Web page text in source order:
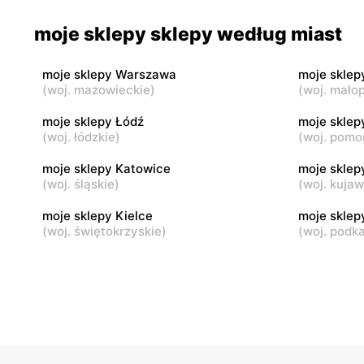
Jadachy, ul. Jadachy 111 Jeżowe, ul.
moje sklepy
Górki, ul. Górki 71
moje
Gumniska,
moje sklepy moje
moje sklepy sklepy według miast
moje sklepy Warszawa
(woj. mazowieckie)
moje
(woj.
moje sklepy Łódź
(woj. łódzkie)
moje
(woj.
moje sklepy Katowice
(woj. śląskie)
moje
(woj.
moje sklepy Kielce
(woj. świętokrzyskie)
moje
(woj.